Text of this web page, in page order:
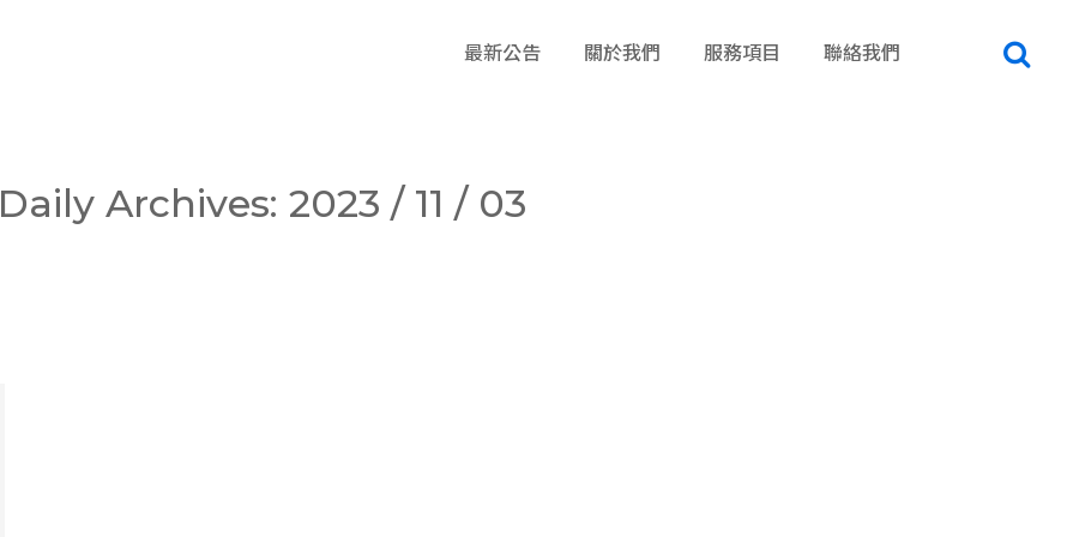
最新公告 關於我們 服務項目 聯絡我們
Daily Archives: 2023 / 11 / 03